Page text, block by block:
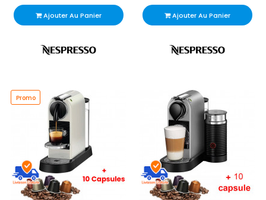
Ajouter Au Panier Ajouter Au Panier
Promo